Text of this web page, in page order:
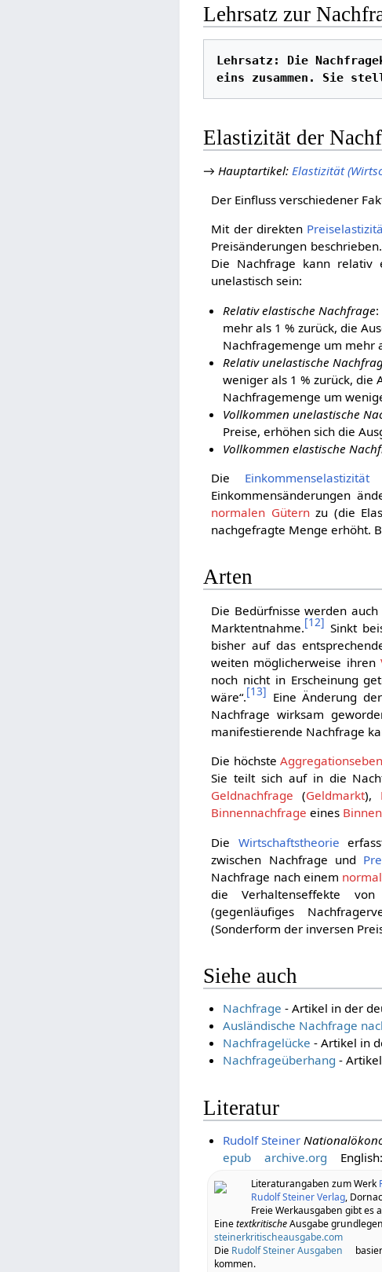
Lehrsatz zur
Lehrsatz: Die
eins zusammen. Sie
Elastizität der
→Hauptartikel:Elastizität
Der Einfluss verschiedener
Mit der direkten
Preisänderungen
Die Nachfrage kann relativ
unelastisch sein:
Relativ elastische Nachfrage
mehr als 1 % zurück, die
Nachfragemenge um mehr
Relativ unelastische
weniger als 1 % zurück, die
Nachfragemenge um
Vollkommen unelastische
Preise, erhöhen sich die
Vollkommen elastische
Die Einkommenselastizität
Einkommensänderungen
normalen Güternzu (die
nachgefragte Menge erhöht.
Arten
Die Bedürfnisse werden
Marktentnahme.[12] Sinkt
bisher auf das
weiten möglicherweise ihren
noch nicht in Erscheinung
wäre“.[13] Eine Änderung
Nachfrage wirksam
manifestierende Nachfrage
Die höchste
Sie teilt sich auf in die
Geldnachfrage (Geldmarkt),
Binnennachfrage eines
Die Wirtschaftstheorie
zwischen Nachfrage und
Nachfrage nach einem
die Verhaltenseffekte
(gegenläufiges
(Sonderform der inversen
Siehe auch
Nachfrage - Artikel in der
Ausländische Nachfrage
Nachfragelücke - Artikel in
Nachfrageüberhang -
Literatur
Rudolf Steiner
epub
archive.org English:
Literaturangaben zum Werk
Rudolf Steiner Verlag,
Freie Werkausgaben gibt es
EinetextkritischeAusgabe
steinerkritischeausgabe.com
Die Rudolf Steiner Ausgaben
kommen.